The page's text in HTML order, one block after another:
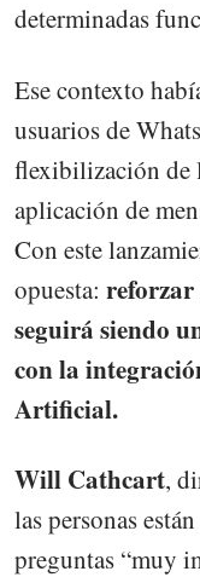
determinadas
Ese contexto
usuarios de
flexibilización de
aplicación de
Con este
opuesta: reforzar
seguirá siendo
con la
Artificial.
Will Cathcart,
las personas
preguntas “muy